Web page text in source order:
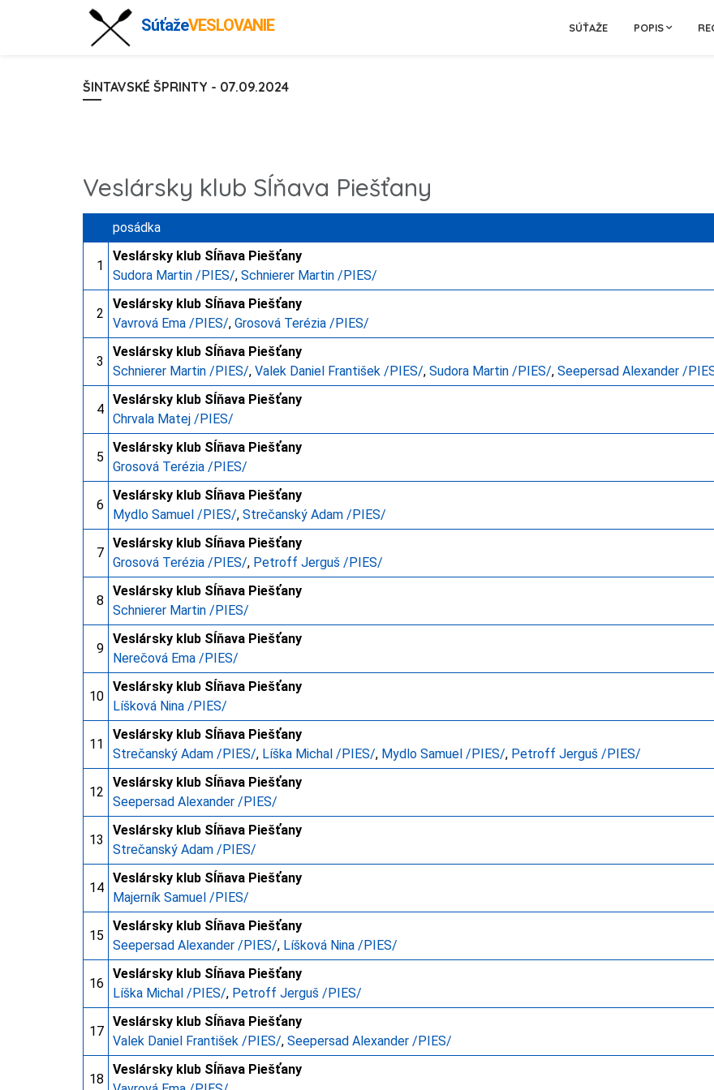
SúťažeVESLOVANIE SÚŤAŽE POPIS
ŠINTAVSKÉ ŠPRINTY - 07.09.2024
Veslársky klub Sĺňava Piešťany
posádka
1
Veslársky klub Sĺňava Piešťany
Sudora Martin /PIES/, Schnierer Martin /PIES/
2
Veslársky klub Sĺňava Piešťany
Vavrová Ema /PIES/, Grosová Terézia /PIES/
3
Veslársky klub Sĺňava Piešťany
Schnierer Martin /PIES/, Valek Daniel František /PIES/, Sudora Martin /PIES/, Seepersad Alexander /
4
Veslársky klub Sĺňava Piešťany
Chrvala Matej /PIES/
5
Veslársky klub Sĺňava Piešťany
Grosová Terézia /PIES/
6
Veslársky klub Sĺňava Piešťany
Mydlo Samuel /PIES/, Strečanský Adam /PIES/
7
Veslársky klub Sĺňava Piešťany
Grosová Terézia /PIES/, Petroff Jerguš /PIES/
8
Veslársky klub Sĺňava Piešťany
Schnierer Martin /PIES/
9
Veslársky klub Sĺňava Piešťany
Nerečová Ema /PIES/
10
Veslársky klub Sĺňava Piešťany
Líšková Nina /PIES/
11
Veslársky klub Sĺňava Piešťany
Strečanský Adam /PIES/, Líška Michal /PIES/, Mydlo Samuel /PIES/, Petroff Jerguš /PIES/
12
Veslársky klub Sĺňava Piešťany
Seepersad Alexander /PIES/
13
Veslársky klub Sĺňava Piešťany
Strečanský Adam /PIES/
14
Veslársky klub Sĺňava Piešťany
Majerník Samuel /PIES/
15
Veslársky klub Sĺňava Piešťany
Seepersad Alexander /PIES/, Líšková Nina /PIES/
16
Veslársky klub Sĺňava Piešťany
Líška Michal /PIES/, Petroff Jerguš /PIES/
17
Veslársky klub Sĺňava Piešťany
Valek Daniel František /PIES/, Seepersad Alexander /PIES/
18
Veslársky klub Sĺňava Piešťany